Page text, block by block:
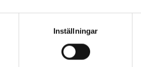
Inställningar